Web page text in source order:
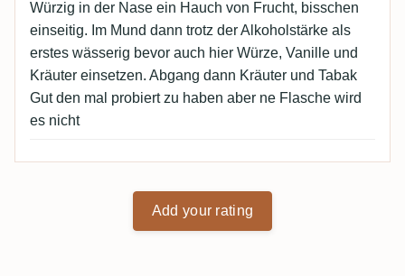
Würzig in der Nase ein Hauch von Frucht, bisschen
einseitig. Im Mund dann trotz der Alkoholstärke als
erstes wässerig bevor auch hier Würze, Vanille und
Kräuter einsetzen. Abgang dann Kräuter und Tabak
Gut den mal probiert zu haben aber ne Flasche wird
es nicht
Add your rating